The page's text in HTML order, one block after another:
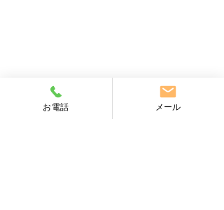
【健康保険証の終了につ
お電話 メール